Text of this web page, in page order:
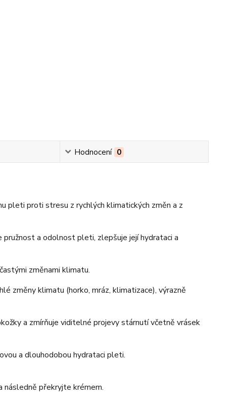
Hodnocení 0
pleti proti stresu z rychlých klimatických změn a z
a odolnost pleti, zlepšuje její hydrataci a
změnami klimatu.
změny klimatu (horko, mráz, klimatizace), výrazně
a zmírňuje viditelné projevy stárnutí včetně vrásek
a dlouhodobou hydrataci pleti.
následně překryjte krémem.